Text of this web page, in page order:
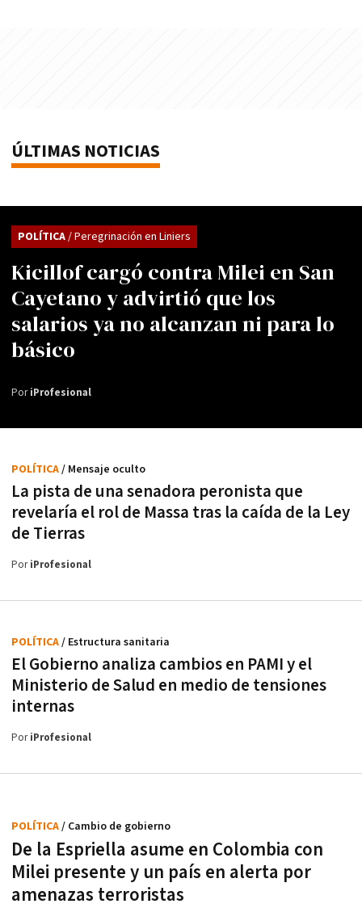
ÚLTIMAS NOTICIAS
Kicillof cargó contra Milei en San
Cayetano y advirtió que los
salarios ya no alcanzan ni para lo
básico
POLÍTICA/ Peregrinación en Liniers
PoriProfesional
La pista de una senadora peronista que
revelaría el rol de Massa tras la caída de la Ley
de Tierras
POLÍTICA/ Mensaje oculto
PoriProfesional
El Gobierno analiza cambios en PAMI y el
Ministerio de Salud en medio de tensiones
internas
POLÍTICA/ Estructura sanitaria
PoriProfesional
De la Espriella asume en Colombia con
Milei presente y un país en alerta por
amenazas terroristas
POLÍTICA/ Cambio de gobierno